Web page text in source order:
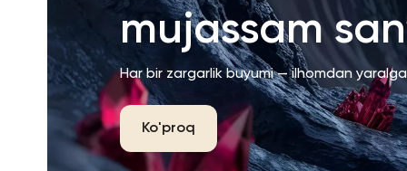
mujassam
Har bir zargarlik buyumi — ilhomdan
Ko'proq